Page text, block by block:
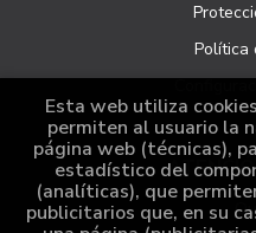
Política
Esta web utiliza
permiten al usuario la
página web (técnicas),
estadístico del
(analíticas), que
publicitarios que, en su